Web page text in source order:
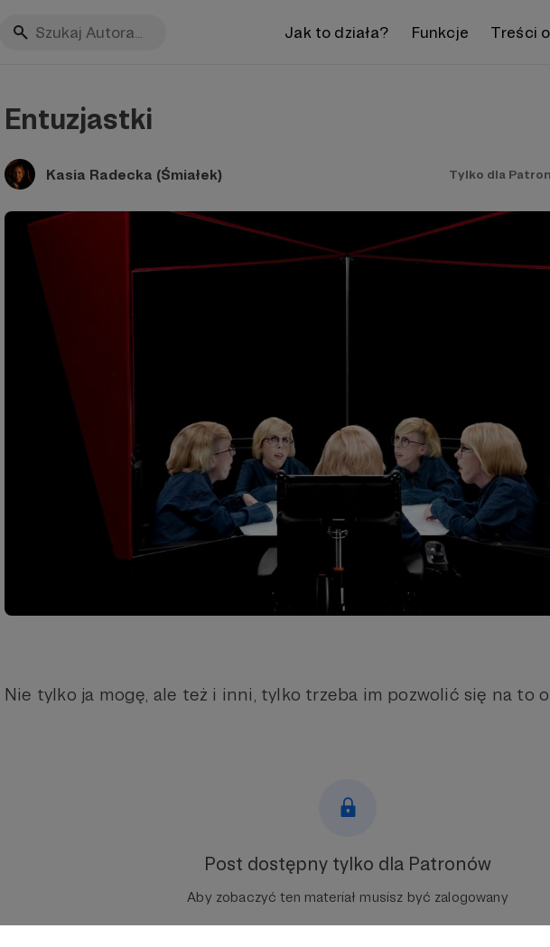
Jak to działa? Funkcje Treści
Entuzjastki
Kasia Radecka (Śmiałek) Tylko dla
Nie tylko ja mogę, ale też i inni, tylko trzeba im pozwolić się na to
Post dostępny tylko dla Patronów
Aby zobaczyć ten materiał musisz być zalogowany